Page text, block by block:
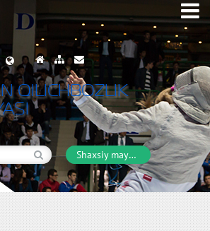
QILICHBOZLIK
Shaxsiy maydon